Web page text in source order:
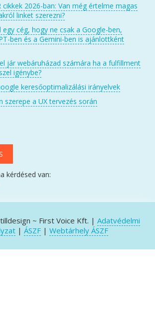
cikkek 2026-ban: Van még értelme magas
linket szerezni?
egy cég, hogy ne csak a Google-ben,
ben és a Gemini-ben is ajánlottként
jár webáruházad számára ha a fulfillment
igénybe?
keresőoptimalizálási irányelvek
szerepe a UX tervezés során
kérdésed van:
~ First Voice Kft. | Adatvédelmi
| ÁSZF | Webtárhely ÁSZF